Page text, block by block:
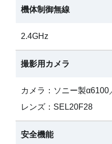
機体制御無線
2.4GHz
撮影用カメラ
カメラ：ソニー製α6100
レンズ：SEL20F28
安全機能